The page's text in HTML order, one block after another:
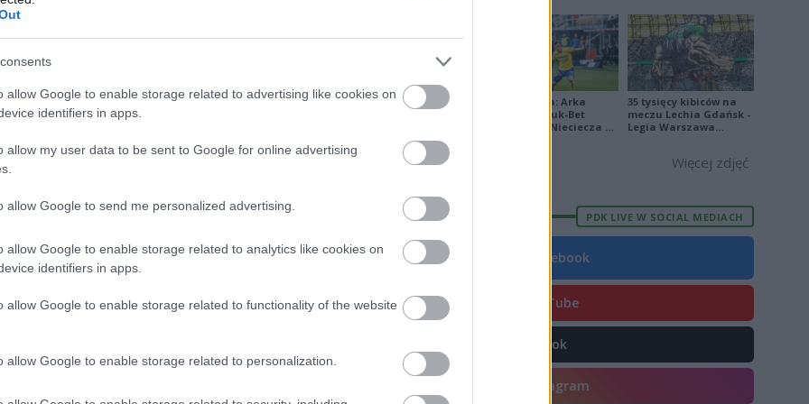
allow Google to enable storage related to advertising like cookies on
identifiers in apps.
allow my user data to be sent to Google for online advertising
allow Google to send me personalized advertising.
allow Google to enable storage related to analytics like cookies on
identifiers in apps.
allow Google to enable storage related to functionality of the website
allow Google to enable storage related to personalization.
FORMA
62 20 2 81-25
76-38
43 61-43
63-50
24 42 13 3 8 76-51
24 39 12 3 9 53-45
24 32 10 2 52-52
46-65
Ekstraklasa: Arka
Gdynia - Bruk-Bet
Termalica Nieciecza 2-
35 tysięcy kibiców na
meczu Lechia Gdańsk -
Legia Warszawa
Więcej zdjęć
PDK LIVE W SOCIAL MEDIACH
Facebook
YouTube
TikTok
Instagram